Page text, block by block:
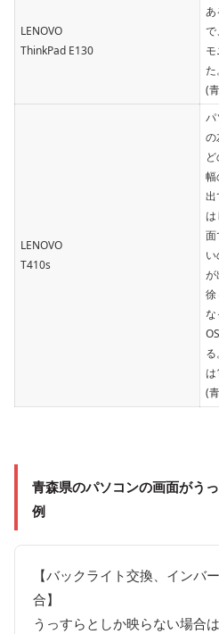
LENOVO
ThinkPad E130
あ
で
た。
(
LENOVO
T410s
パ
の
幅
出
は
面
が
徐
な
は
(
青森県のパソコンの画面がう
例
【バックライト交換、インバ
合】
うっすらとしか映らない場合